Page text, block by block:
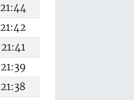
21:44
21:42
21:41
21:39
21:38